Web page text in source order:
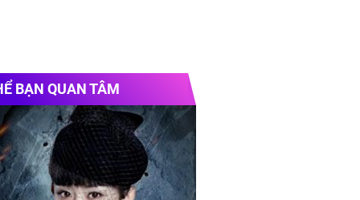
BẠN QUAN TÂM